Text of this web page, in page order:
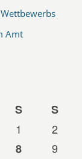
Amt
S
S
1
2
8
9